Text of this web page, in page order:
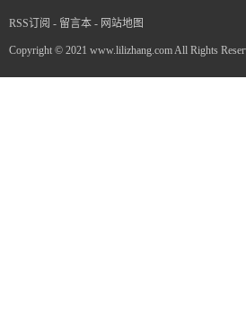
RSS订阅 - 留言本 - 网站地图
Copyright © 2021 www.lilizhang.com All Rights